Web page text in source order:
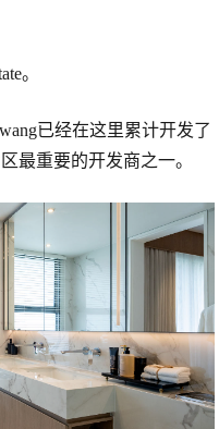
。
已经在这里累计开发了
最重要的开发商之一。